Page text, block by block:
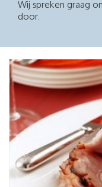
Wij spreken graag
door.